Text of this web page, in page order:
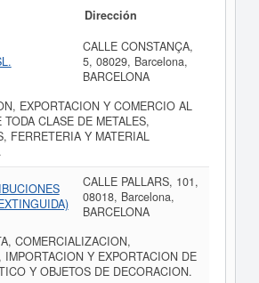
Dirección
CALLE CONSTANÇA,
5, 08029, Barcelona,
BARCELONA
EXPORTACION Y COMERCIO AL
TODA CLASE DE METALES,
FERRETERIA Y MATERIAL
CALLE PALLARS, 101,
08018, Barcelona,
BARCELONA
COMERCIALIZACION,
Y EXPORTACION DE
Y OBJETOS DE DECORACION.